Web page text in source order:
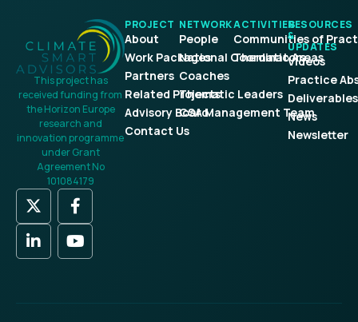
This project has
received funding from
the Horizon Europe
research and
innovation programme
under Grant
Agreement No
101084179
PROJECT
About
Work Packages
Partners
Related Projects
Advisory Board
Contact Us
NETWORK
People
National Coordinators
Coaches
Thematic Leaders
CSA Management Team
ACTIVITIES
Communities of
Thematic Areas
RESOURCES
&
UPDATES
Videos
Practice
Deliverables
News
Newsletter